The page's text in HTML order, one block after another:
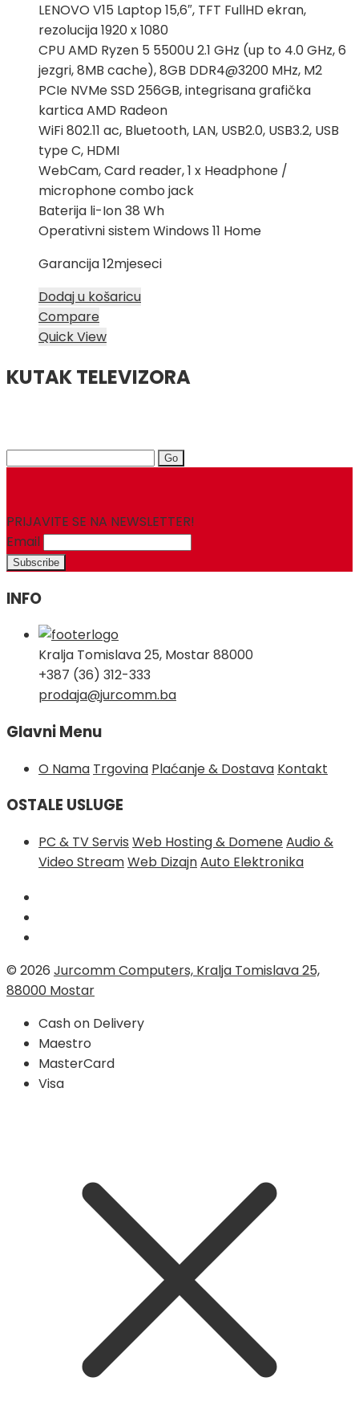
bila
je:
1.099,00 KM.
je:
LENOVO V15 Laptop 15,6″, TFT FullHD ekran,
rezolucija 1920 x 1080
CPU AMD Ryzen 5 5500U 2.1 GHz (up to 4.0 GHz, 6
jezgri, 8MB cache), 8GB DDR4@3200 MHz, M2
PCIe NVMe SSD 256GB, integrisana grafička
kartica AMD Radeon
WiFi 802.11 ac, Bluetooth, LAN, USB2.0, USB3.2, USB
type C, HDMI
WebCam, Card reader, 1 x Headphone /
microphone combo jack
Baterija li-Ion 38 Wh
Operativni sistem Windows 11 Home
Garancija 12mjeseci
Dodaj u košaricu
Compare
Quick View
KUTAK TELEVIZORA
Search
PRIJAVITE SE NA NEWSLETTER!
Email
INFO
Kralja Tomislava 25, Mostar 88000
+387 (36) 312-333
prodaja@jurcomm.ba
Glavni Menu
O Nama Trgovina Plaćanje & Dostava Kontakt
OSTALE USLUGE
PC & TV Servis Web Hosting & DomeneAudio &
Video StreamWeb DizajnAuto Elektronika
© 2026 Jurcomm Computers, Kralja Tomislava 25,
88000 Mostar
Cash on Delivery
Maestro
MasterCard
Visa